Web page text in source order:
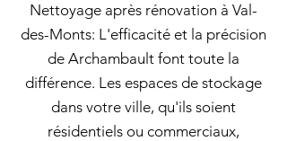
Nettoyage après rénovation à Val-
des-Monts: L'efficacité et la précision
de Archambault font toute la
différence. Les espaces de stockage
dans votre ville, qu'ils soient
résidentiels ou commerciaux,